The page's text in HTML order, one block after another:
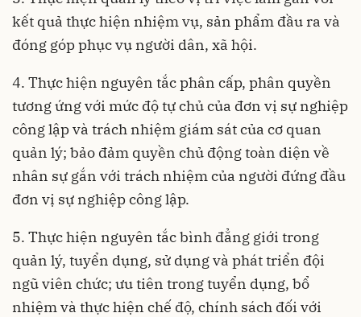
kết quả thực hiện nhiệm vụ, sản phẩm đầu ra và
đóng góp phục vụ người dân, xã hội.
4. Thực hiện nguyên tắc phân cấp, phân quyền
tương ứng với mức độ tự chủ của đơn vị sự nghiệp
công lập và trách nhiệm giám sát của cơ quan
quản lý; bảo đảm quyền chủ động toàn diện về
nhân sự gắn với trách nhiệm của người đứng đầu
đơn vị sự nghiệp công lập.
5. Thực hiện nguyên tắc bình đẳng giới trong
quản lý, tuyển dụng, sử dụng và phát triển đội
ngũ viên chức; ưu tiên trong tuyển dụng, bổ
nhiệm và thực hiện chế độ, chính sách đối với